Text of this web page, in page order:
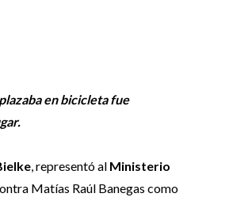
en bicicleta fue
, representó al Ministerio
Matías Raúl Banegas como